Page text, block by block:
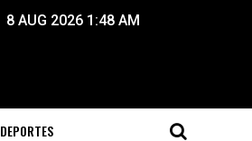
8 AUG 2026 1:48 AM
DEPORTES